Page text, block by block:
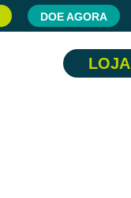
DOE AGORA
LOJA